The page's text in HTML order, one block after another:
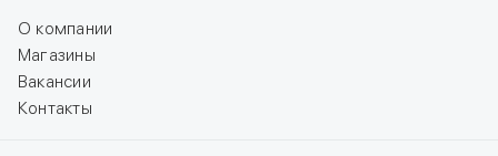
О компании
Магазины
Вакансии
Контакты